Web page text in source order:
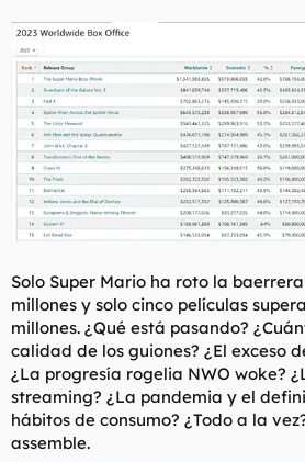
e
m
a
Solo Super Mario ha roto la
millones y solo cinco películas
millones. ¿Qué está pasando?
calidad de los guiones? ¿El exceso
¿La progresía rogelia NWO woke?
streaming? ¿La pandemia y el
hábitos de consumo? ¿Todo a la
assemble.